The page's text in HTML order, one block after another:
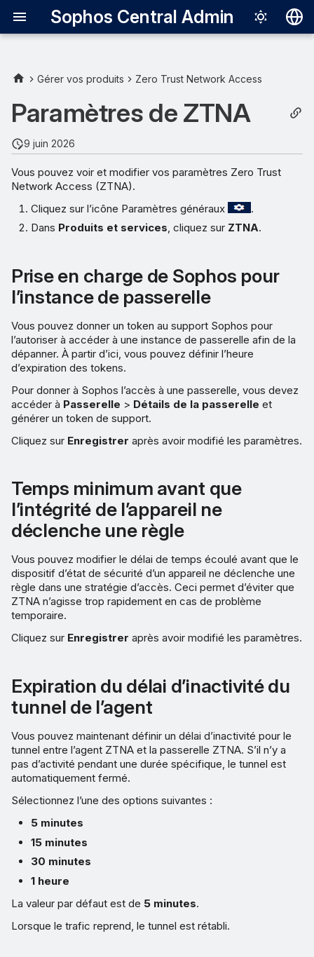
Sophos Central Admin
English
Français
Italiano
日本語
한국어
Português
pour l’instance de passerelle
Temps minimum avant que
déclenche une règle
Expiration du délai
d’inactivité du tunnel de
Domaines et certificats
Ne pas intercepter le trafic
local
Regroupement de
connexions de ressources
Gérer vos produits Zero Trust Network Access
Paramètres de ZTNA
9 juin 2026
Vous pouvez voir et modifier vos paramètres Zero Trust
Network Access (ZTNA).
Cliquez sur l’icône Paramètres généraux
.
Dans Produits et services, cliquez sur ZTNA.
Prise en charge de Sophos pour
l’instance de passerelle
Vous pouvez donner un token au support Sophos pour
l’autoriser à accéder à une instance de passerelle afin de la
dépanner. À partir d’ici, vous pouvez définir l’heure
d’expiration des tokens.
Pour donner à Sophos l’accès à une passerelle, vous devez
accéder à Passerelle > Détails de la passerelle et
générer un token de support.
Cliquez sur Enregistrer après avoir modifié les paramètres.
Temps minimum avant que
l’intégrité de l’appareil ne
déclenche une règle
Vous pouvez modifier le délai de temps écoulé avant que le
dispositif d’état de sécurité d’un appareil ne déclenche une
règle dans une stratégie d’accès. Ceci permet d’éviter que
ZTNA n’agisse trop rapidement en cas de problème
temporaire.
Cliquez sur Enregistrer après avoir modifié les paramètres.
Expiration du délai d’inactivité du
tunnel de l’agent
Vous pouvez maintenant définir un délai d’inactivité pour le
tunnel entre l’agent ZTNA et la passerelle ZTNA. S’il n’y a
pas d’activité pendant une durée spécifique, le tunnel est
automatiquement fermé.
Sélectionnez l’une des options suivantes :
5 minutes
15 minutes
30 minutes
1 heure
La valeur par défaut est de 5 minutes.
Lorsque le trafic reprend, le tunnel est rétabli.